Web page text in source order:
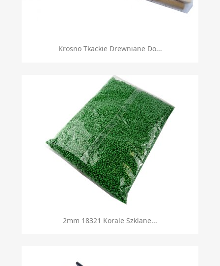
Krosno Tkackie Drewniane Do...
2mm 18321 Korale Szklane...